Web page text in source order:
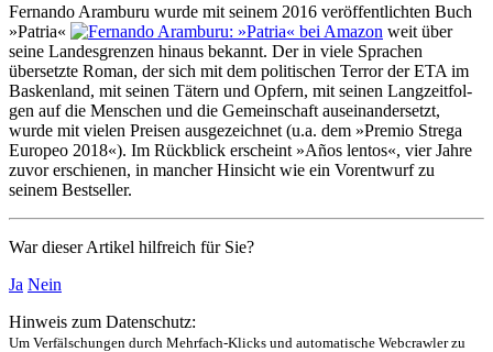
Fernando Aramburu wurde mit seinem 2016 veröffentlichten Buch
»Patria«
weit über
seine Landes­grenzen hinaus bekannt. Der in viele Sprachen
übersetzte Roman, der sich mit dem politischen Terror der ETA im
Baskenland, mit seinen Tätern und Opfern, mit seinen Lang­zeitfol­
gen auf die Menschen und die Gemein­schaft aus­einander­setzt,
wurde mit vielen Preisen ausge­zeichnet (u.a. dem »Premio Strega
Europeo 2018«). Im Rückblick erscheint »Años lentos«, vier Jahre
zuvor erschienen, in mancher Hinsicht wie ein Vorentwurf zu
seinem Bestseller.
War dieser Artikel hilfreich für Sie?
Ja Nein
Hinweis zum Datenschutz:
Um Verfälschungen durch Mehrfach-Klicks und automatische Webcrawler zu